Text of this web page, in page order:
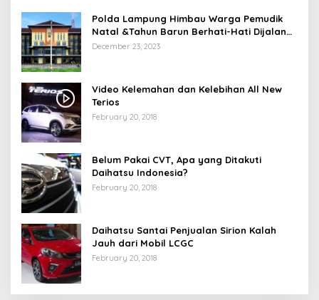
Polda Lampung Himbau Warga Pemudik
Natal &Tahun Barun Berhati-Hati Dijalan
Saat Melintas di -Titik Rawan Kecelakaan
December 23, 2023
Video Kelemahan dan Kelebihan All New
Terios
February 20, 2018
Belum Pakai CVT, Apa yang Ditakuti
Daihatsu Indonesia?
February 20, 2018
Daihatsu Santai Penjualan Sirion Kalah
Jauh dari Mobil LCGC
February 20, 2018